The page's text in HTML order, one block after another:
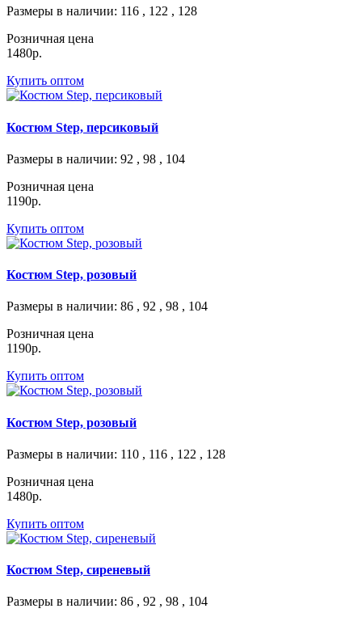
Размеры в наличии: 116 , 122 , 128
Розничная цена
1480р.
Купить оптом
Костюм Step, персиковый
Размеры в наличии: 92 , 98 , 104
Розничная цена
1190р.
Купить оптом
Костюм Step, розовый
Размеры в наличии: 86 , 92 , 98 , 104
Розничная цена
1190р.
Купить оптом
Костюм Step, розовый
Размеры в наличии: 110 , 116 , 122 , 128
Розничная цена
1480р.
Купить оптом
Костюм Step, сиреневый
Размеры в наличии: 86 , 92 , 98 , 104